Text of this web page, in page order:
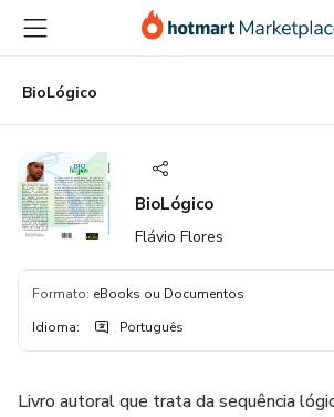
para
conteúdo
principal
para
pagamento
para
rodapé
BioLógico
BioLógico
Flávio Flores
Formato: eBooks ou Documentos
Idioma: Português
Livro autoral que trata da sequência